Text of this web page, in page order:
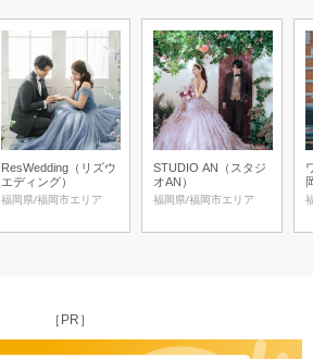
ResWedding（リズウ
エディング）
福岡県/福岡市エリア
STUDIO AN（スタジ
オAN）
福岡県/福岡市エリア
［PR］